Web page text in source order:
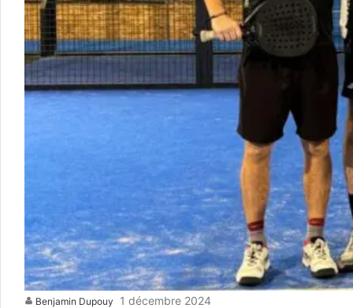
Benjamin Dupouy 1 décembre 2024